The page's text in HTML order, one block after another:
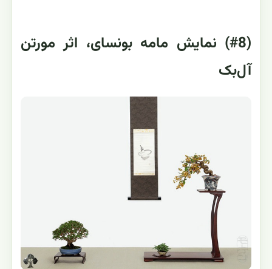
(#8) نمایش مامه بونسای، اثر مورتن
آل‌بک